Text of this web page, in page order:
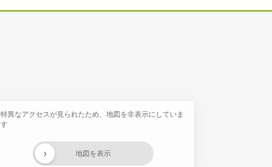
特異なアクセスが見られたため、地図を非表示にしていま
す
地図を表示
›